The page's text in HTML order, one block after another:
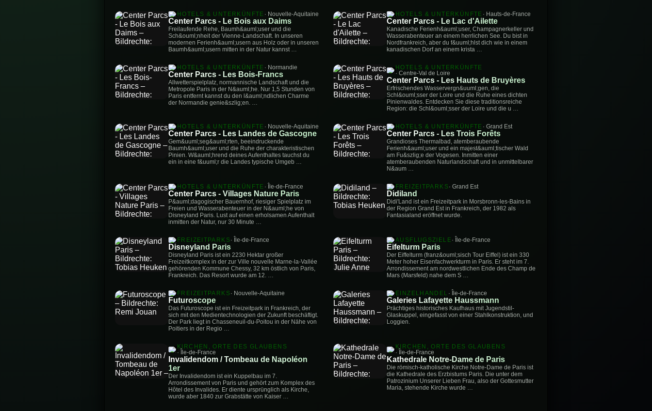
HOTELS & UNTERKÜNFTE · Nouvelle-Aquitaine
Center Parcs - Le Bois aux Daims
Freilaufende Rehe, Baumh&auml;user und die
Sch&ouml;nheit der Vienne-Landschaft. In unseren
modernen Ferienh&auml;usern aus Holz oder in unseren
Baumh&auml;usern mitten in der Natur kannst …
HOTELS & UNTERKÜNFTE · Hauts-de-France
Center Parcs - Le Lac d'Ailette
Kanadische Ferienh&auml;user, Champagnerkeller und
Wasserabenteuer an einem herrlichen See. Du bist in
Nordfrankreich, aber du f&uuml;hlst dich wie in einem
kanadischen Dorf an einem krista …
HOTELS & UNTERKÜNFTE · Normandie
Center Parcs - Les Bois-Francs
Allwetterspielplatz, normannische Landschaft und die
Metropole Paris in der N&auml;he. Nur 1,5 Stunden von
Paris entfernt kannst du den l&auml;ndlichen Charme
der Normandie genie&szlig;en. …
HOTELS & UNTERKÜNFTE
· Centre-Val de Loire
Center Parcs - Les Hauts de Bruyères
Erfrischendes Wasservergn&uuml;gen, die
Schl&ouml;sser der Loire und die Ruhe eines dichten
Pinienwaldes. Entdecken Sie diese traditionsreiche
Region: die Schl&ouml;sser der Loire und die u …
HOTELS & UNTERKÜNFTE · Nouvelle-Aquitaine
Center Parcs - Les Landes de Gascogne
Gem&uuml;seg&auml;rten, beeindruckende
Baumh&auml;user und die Ruhe der charakteristischen
Pinien. W&auml;hrend deines Aufenthaltes tauchst du
ein in eine f&uuml;r die Landes typische Umgeb …
HOTELS & UNTERKÜNFTE · Grand Est
Center Parcs - Les Trois Forêts
Grandioses Thermalbad, atemberaubende
Ferienh&auml;user und ein majest&auml;tischer Wald
am Fu&szlig;e der Vogesen. Inmitten einer
atemberaubenden Naturlandschaft und in unmittelbarer
N&aum …
HOTELS & UNTERKÜNFTE · Île-de-France
Center Parcs - Villages Nature Paris
P&auml;dagogischer Bauernhof, riesiger Spielplatz im
Freien und Wasserabenteuer in der N&auml;he von
Disneyland Paris. Lust auf einen erholsamen Aufenthalt
inmitten der Natur, nur 30 Minute …
FREIZEITPARKS· Grand Est
Didiland
Didi'Land ist ein Freizeitpark in Morsbronn-les-Bains in
der Region Grand Est in Frankreich, der 1982 als
Fantasialand eröffnet wurde.
FREIZEITPARKS· Île-de-France
Disneyland Paris
Disneyland Paris ist ein 2230 Hektar großer
Freizeitkomplex in der zur Ville nouvelle Marne-la-Vallée
gehörenden Kommune Chessy, 32 km östlich von Paris,
Frankreich. Das Resort wurde am 12. …
AUSFLUGSZIELE · Île-de-France
Eifelturm Paris
Der Eiffelturm (franz&ouml;sisch Tour Eiffel) ist ein 330
Meter hoher Eisenfachwerkturm in Paris. Er steht im 7.
Arrondissement am nordwestlichen Ende des Champ de
Mars (Marsfeld) nahe dem S …
FREIZEITPARKS· Nouvelle-Aquitaine
Futuroscope
Das Futuroscope ist ein Freizeitpark in Frankreich, der
sich mit den Medientechnologien der Zukunft beschäftigt.
Der Park liegt in Chasseneuil-du-Poitou in der Nähe von
Poitiers in der Regio …
EINZELHANDEL · Île-de-France
Galeries Lafayette Haussmann
Prächtiges historisches Kaufhaus mit Jugendstil-
Glaskuppel, eingefasst von einer Stahlkonstruktion, und
Loggien.
KIRCHEN, ORTE DES GLAUBENS
· Île-de-France
Invalidendom / Tombeau de Napoléon
1er
Der Invalidendom ist ein Kuppelbau im 7.
Arrondissement von Paris und gehört zum Komplex des
Hôtel des Invalides. Er diente ursprünglich als Kirche,
wurde aber 1840 zur Grabstätte von Kaiser …
KIRCHEN, ORTE DES GLAUBENS
· Île-de-France
Kathedrale Notre-Dame de Paris
Die römisch-katholische Kirche Notre-Dame de Paris ist
die Kathedrale des Erzbistums Paris. Die unter dem
Patrozinium Unserer Lieben Frau, also der Gottesmutter
Maria, stehende Kirche wurde …